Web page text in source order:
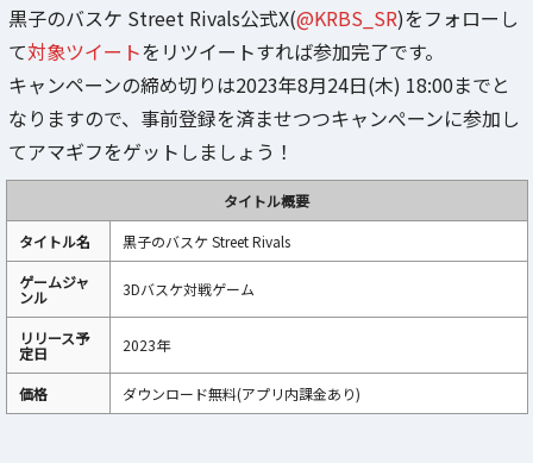
黒子のバスケ Street Rivals公式X(@KRBS_SR)をフォローし
て対象ツイートをリツイートすれば参加完了です。
キャンペーンの締め切りは2023年8月24日(木) 18:00までと
なりますので、事前登録を済ませつつキャンぺーンに参加し
てアマギフをゲットしましょう！
タイトル概要
タイトル名
黒子のバスケ Street Rivals
ゲームジャ
ンル 3Dバスケ対戦ゲーム
リリース予
定日 2023年
価格 ダウンロード無料(アプリ内課金あり)